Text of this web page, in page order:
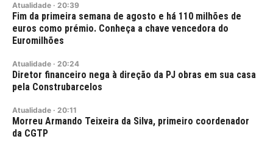
Atualidade · 20:39
Fim da primeira semana de agosto e há 110 milhões de
euros como prémio. Conheça a chave vencedora do
Euromilhões
Atualidade · 20:24
Diretor financeiro nega à direção da PJ obras em sua casa
pela Construbarcelos
Atualidade · 20:11
Morreu Armando Teixeira da Silva, primeiro coordenador
da CGTP